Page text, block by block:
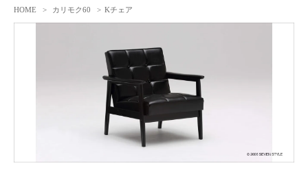
HOME > カリモク60 > Kチェア